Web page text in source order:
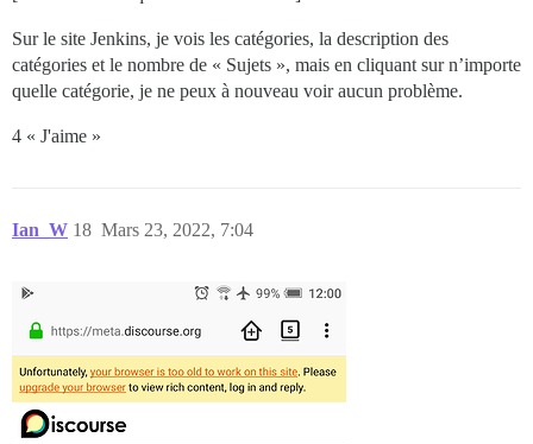
Sur le site Jenkins, je vois les catégories, la description des
catégories et le nombre de « Sujets », mais en cliquant sur n’importe
quelle catégorie, je ne peux à nouveau voir aucun problème.
4 « J'aime »
Ian_W Mars 23, 2022, 7:04
18